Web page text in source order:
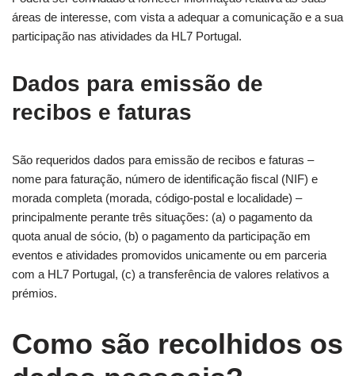
áreas de interesse, com vista a adequar a comunicação e a sua
participação nas atividades da HL7 Portugal.
Dados para emissão de
recibos e faturas
São requeridos dados para emissão de recibos e faturas –
nome para faturação, número de identificação fiscal (NIF) e
morada completa (morada, código-postal e localidade) –
principalmente perante três situações: (a) o pagamento da
quota anual de sócio, (b) o pagamento da participação em
eventos e atividades promovidos unicamente ou em parceria
com a HL7 Portugal, (c) a transferência de valores relativos a
prémios.
Como são recolhidos os